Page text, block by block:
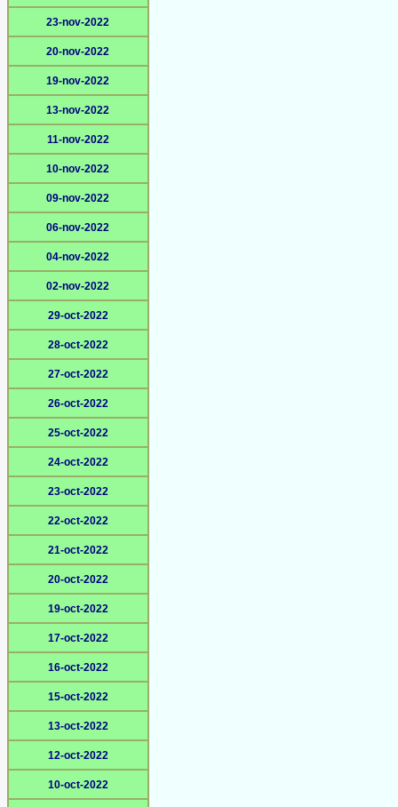
23-nov-2022
20-nov-2022
19-nov-2022
13-nov-2022
11-nov-2022
10-nov-2022
09-nov-2022
06-nov-2022
04-nov-2022
02-nov-2022
29-oct-2022
28-oct-2022
27-oct-2022
26-oct-2022
25-oct-2022
24-oct-2022
23-oct-2022
22-oct-2022
21-oct-2022
20-oct-2022
19-oct-2022
17-oct-2022
16-oct-2022
15-oct-2022
13-oct-2022
12-oct-2022
10-oct-2022